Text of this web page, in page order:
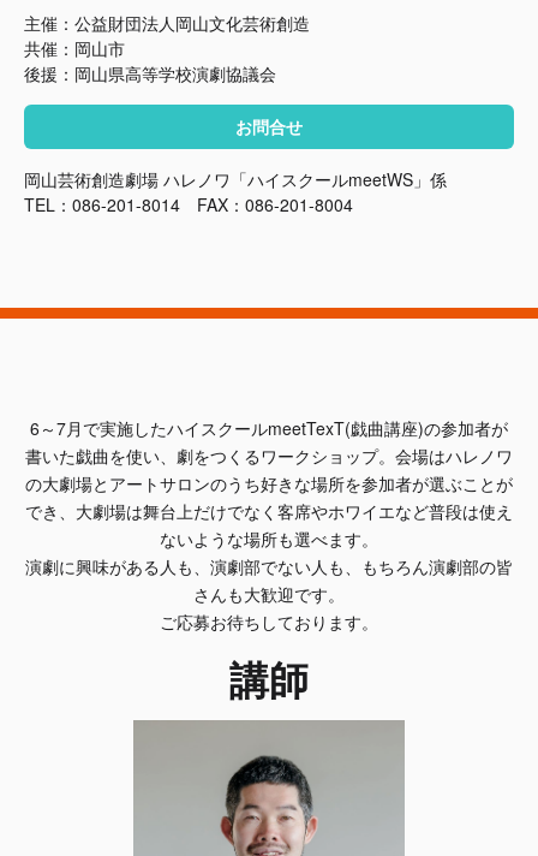
主催：公益財団法人岡山文化芸術創造
共催：岡山市
後援：岡山県高等学校演劇協議会
お問合せ
岡山芸術創造劇場 ハレノワ「ハイスクールmeetWS」係
TEL：086-201-8014 FAX：086-201-8004
6～7月で実施したハイスクールmeetTexT(戯曲講座)の参加者が
書いた戯曲を使い、劇をつくるワークショップ。会場はハレノワ
の大劇場とアートサロンのうち好きな場所を参加者が選ぶことが
でき、大劇場は舞台上だけでなく客席やホワイエなど普段は使え
ないような場所も選べます。
演劇に興味がある人も、演劇部でない人も、もちろん演劇部の皆
さんも大歓迎です。
ご応募お待ちしております。
講師